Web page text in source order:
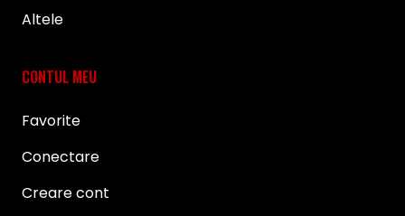
Altele
CONTUL MEU
Favorite
Conectare
Creare cont